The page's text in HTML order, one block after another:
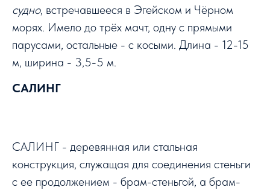
судно, встречавшееся в Эгейском и Чёрном
морях. Имело до трёх мачт, одну с прямыми
парусами, остальные - с косыми. Длина - 12-15
м, ширина - 3,5-5 м.
САЛИНГ
САЛИНГ - деревянная или стальная
конструкция, служащая для соединения стеньги
с ее продолжением - брам-стеньгой, а брам-